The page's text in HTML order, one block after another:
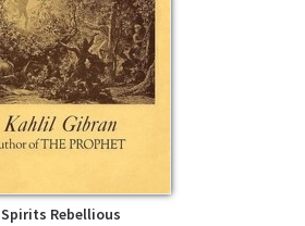
Spirits Rebellious